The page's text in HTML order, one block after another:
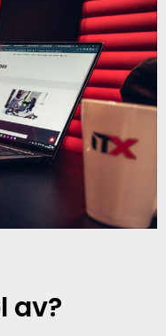
av?